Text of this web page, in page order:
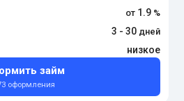
1.9
3 - 30
низкое
займ
оформления